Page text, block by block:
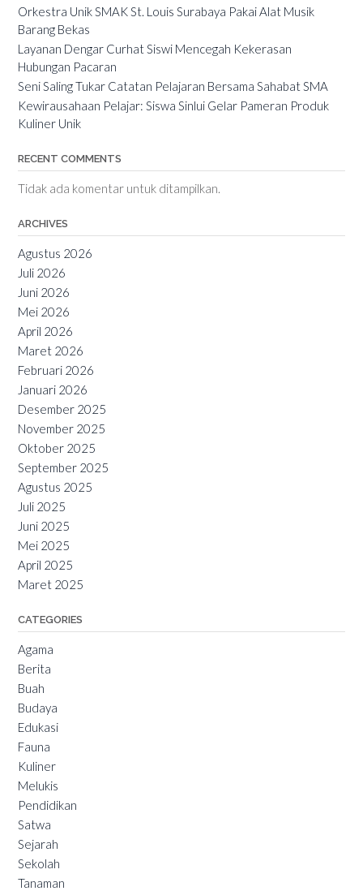
Orkestra Unik SMAK St. Louis Surabaya Pakai Alat Musik
Barang Bekas
Layanan Dengar Curhat Siswi Mencegah Kekerasan
Hubungan Pacaran
Seni Saling Tukar Catatan Pelajaran Bersama Sahabat SMA
Kewirausahaan Pelajar: Siswa Sinlui Gelar Pameran Produk
Kuliner Unik
RECENT COMMENTS
Tidak ada komentar untuk ditampilkan.
ARCHIVES
Agustus 2026
Juli 2026
Juni 2026
Mei 2026
April 2026
Maret 2026
Februari 2026
Januari 2026
Desember 2025
November 2025
Oktober 2025
September 2025
Agustus 2025
Juli 2025
Juni 2025
Mei 2025
April 2025
Maret 2025
CATEGORIES
Agama
Berita
Buah
Budaya
Edukasi
Fauna
Kuliner
Melukis
Pendidikan
Satwa
Sejarah
Sekolah
Tanaman